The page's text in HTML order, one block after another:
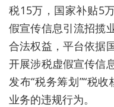
税15万，国家补贴5
假宣传信息引流招揽
合法权益，平台依据
开展涉税虚假宣传信
发布“税务筹划”“税收
业务的违规行为。